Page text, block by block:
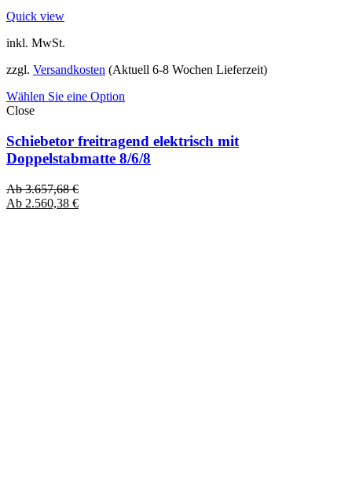
Quick view
inkl. MwSt.
zzgl. Versandkosten (Aktuell 6-8 Wochen Lieferzeit)
Wählen Sie eine Option
Close
Schiebetor freitragend elektrisch mit
Doppelstabmatte 8/6/8
Ab3.657,68€
Ab 2.560,38 €